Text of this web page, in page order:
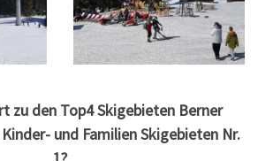
zu den Top4 Skigebieten Berner
und Familien Skigebieten Nr.